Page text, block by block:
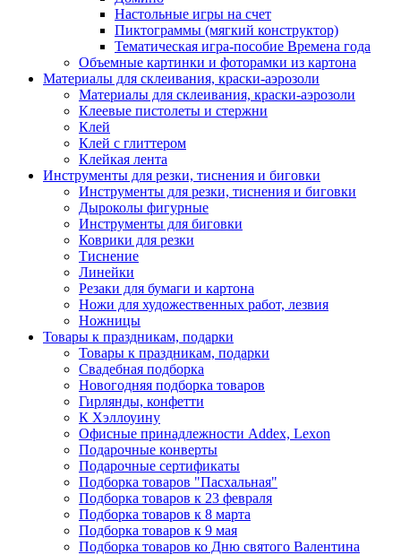
Настольные игры на счет
Пиктограммы (мягкий конструктор)
Тематическая игра-пособие Времена года
Объемные картинки и фоторамки из картона
Материалы для склеивания, краски-аэрозоли
Материалы для склеивания, краски-аэрозоли
Клеевые пистолеты и стержни
Клей
Клей с глиттером
Клейкая лента
Инструменты для резки, тиснения и биговки
Инструменты для резки, тиснения и биговки
Дыроколы фигурные
Инструменты для биговки
Коврики для резки
Тиснение
Линейки
Резаки для бумаги и картона
Ножи для художественных работ, лезвия
Ножницы
Товары к праздникам, подарки
Товары к праздникам, подарки
Свадебная подборка
Новогодняя подборка товаров
Гирлянды, конфетти
К Хэллоуину
Офисные принадлежности Addex, Lexon
Подарочные конверты
Подарочные сертификаты
Подборка товаров "Пасхальная"
Подборка товаров к 23 февраля
Подборка товаров к 8 марта
Подборка товаров к 9 мая
Подборка товаров ко Дню святого Валентина